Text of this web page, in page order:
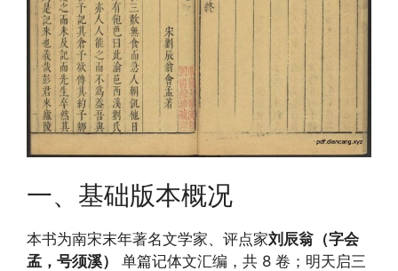
一、基础版本概况
本书为南宋末年著名文学家、评点家刘辰翁（字会
孟，号须溪）
单篇记体文汇编，共 8 卷；明天启三